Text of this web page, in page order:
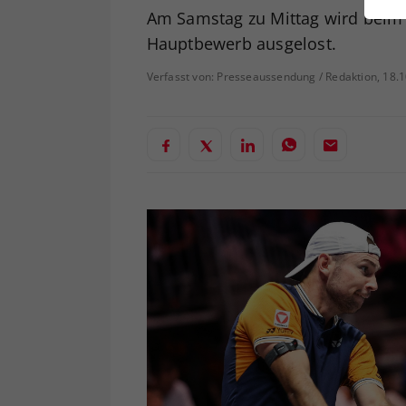
Am Samstag zu Mittag wird
Hauptbewerb ausgelost.
Verfasst von: Presseaussendung / Redaktion,